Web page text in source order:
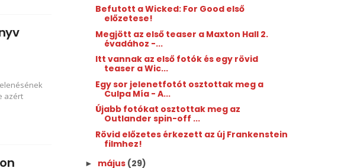
azért
Befutott a Wicked: For Good első
előzetese!
Megjött az első teaser a Maxton Hall 2.
évadához -...
Itt vannak az első fotók és egy rövid
teaser a Wic...
Egy sor jelenetfotót osztottak meg a
Culpa Mía - A...
Újabb fotókat osztottak meg az
Outlander spin-off ...
Rövid előzetes érkezett az új Frankenstein
filmhez!
► május (29)